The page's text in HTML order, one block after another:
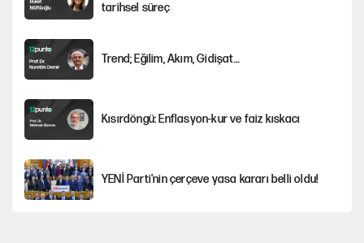
tarihsel süreç
Trend; Eğilim, Akım, Gidişat…
Kısırdöngü: Enflasyon-kur ve faiz kıskacı
YENİ Parti'nin çerçeve yasa kararı belli oldu!